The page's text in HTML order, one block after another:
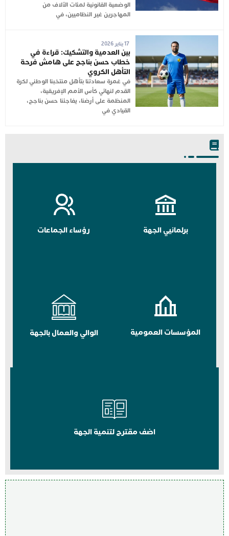
الوضعية القانونية لمئات الآلاف من
المهاجرين غير النظاميين، في
17 يناير 2026
بين العدمية والتشكيك: قراءة في
خطاب حسن بناجح على هامش فرحة
التأهل الكروي
في غمرة سعادتنا بتأهل منتخبنا الوطني لكرة
القدم لنهائي كأس الأمم الإفريقية،
المنظمة على أرضنا، يفاجئنا حسن بناجح،
القيادي في
برلمانيي الجهة رؤساء الجماعات
المؤسسات العمومية الوالي والعمال بالجهة
اضف مقترح لتنمية الجهة